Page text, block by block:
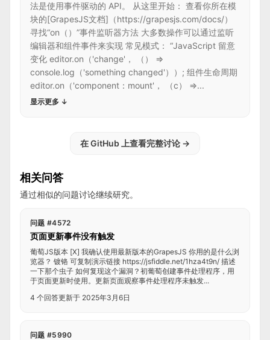
法是使用事件驱动的 API。 从这里开始： 查看你所在模
块的[GrapesJS文档]（https://grapesjs.com/docs/）
寻找“on（）”事件监听器方法 大多数操作可以通过监听
编辑器和组件事件来实现 常见模式： “JavaScript 留意
变化 editor.on（'change'， （） =>
console.log（'something changed'））; 组件生命周期
editor.on（'component：mount'， （c） =>...
显示更多 ↓
在 GitHub 上查看完整讨论 →
相关问答
通过相似的问题讨论继续研究。
问题 #4572
页面更新事件没有触发
葡萄JS版本 [X] 我确认使用最新版本的GrapesJS 你用的是什么浏
览器？ 镀铬 可复制演示链接 https://jsfiddle.net/1hza4t9n/ 描述
一下那个虫子 如何复现这个漏洞？初葡萄创建事件处理程序，用
于页面更新时使用。更新页面观察事件处理程序未触发...
4 个回答更新于 2025年3月6日
问题 #5990